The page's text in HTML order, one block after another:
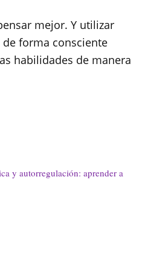
mejor. Y utilizar
forma consciente
habilidades de manera
y autorregulación: aprender a